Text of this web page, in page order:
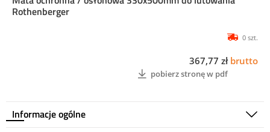
Rothenberger
Informacje ogólne
0 szt.
367,77 zł brutto
pobierz stronę w pdf